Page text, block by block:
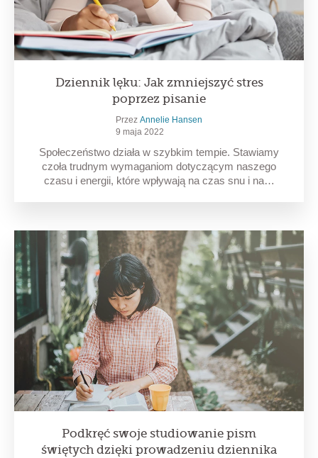
Dziennik lęku: Jak zmniejszyć stres
poprzez pisanie
Przez Annelie Hansen
9 maja 2022
Społeczeństwo działa w szybkim tempie. Stawiamy
czoła trudnym wymaganiom dotyczącym naszego
czasu i energii, które wpływają na czas snu i na…
Podkręć swoje studiowanie pism
świętych dzięki prowadzeniu dziennika